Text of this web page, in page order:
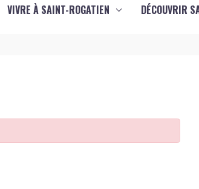
VIVRE À SAINT-ROGATIEN DÉCOUVRIR